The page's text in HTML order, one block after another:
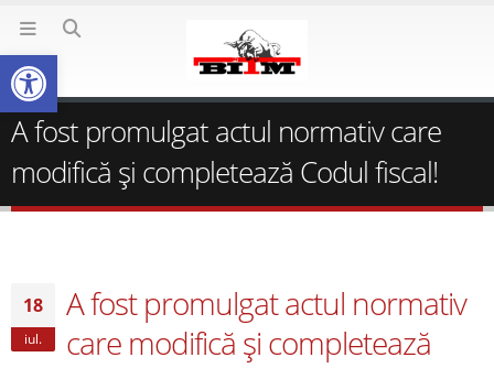
A fost promulgat actul normativ care
modifică şi completează Codul fiscal!
18
iul.
A fost promulgat actul normativ
care modifică şi completează
Deschide bara de unelte